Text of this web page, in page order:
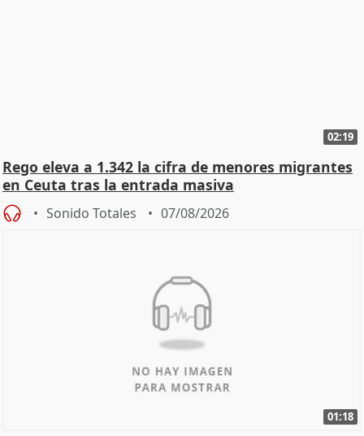
02:19
Rego eleva a 1.342 la cifra de menores migrantes
en Ceuta tras la entrada masiva
Sonido Totales 07/08/2026
01:18